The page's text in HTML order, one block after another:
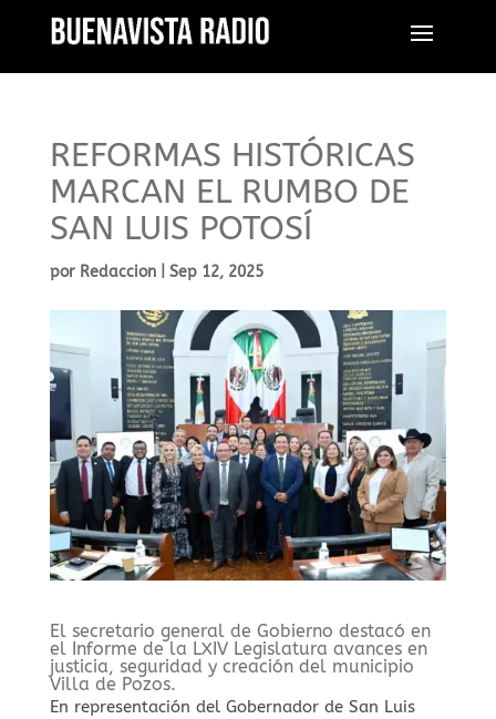
REFORMAS HISTÓRICAS
MARCAN EL RUMBO DE
SAN LUIS POTOSÍ
por Redaccion| Sep 12, 2025
⁠El secretario general de Gobierno destacó en
el Informe de la LXIV Legislatura avances en
justicia, seguridad y creación del municipio
Villa de Pozos.
En representación del Gobernador de San Luis